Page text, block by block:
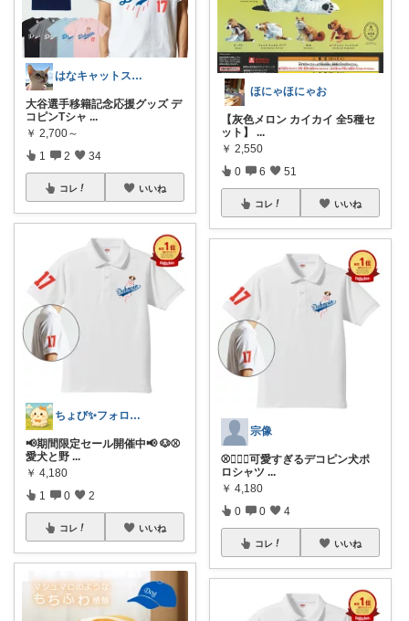
はなキャットスタジオ🐱
大谷選手移籍記念応援グッズ デ
コピンTシャ ...
￥ 2,700～
1 2 34
コレ いいね
ちょび✨フォロワーさんから買う
📢期間限定セール開催中📢 🐶⚾️
愛犬と野 ...
￥ 4,180
1 0 2
コレ いいね
ほにゃほにゃお
【灰色メロン カイカイ 全5種セ
ット】 ...
￥ 2,550
0 6 51
コレ いいね
宗像
⚾️🐕‍🦺✨可愛すぎるデコピン犬ポ
ロシャツ ...
￥ 4,180
0 0 4
コレ いいね